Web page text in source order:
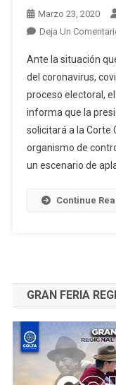
Marzo 23, 2020
Deja Un
Ante la situación
del coronavirus,
proceso electoral,
informa que la
solicitará a la Corte
organismo de
un escenario de
Continue
GRAN FERIA